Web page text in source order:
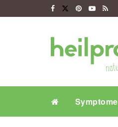
Symptome